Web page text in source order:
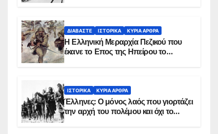
ΔΙΑΒΆΣΤΕ ΙΣΤΟΡΙΚΆ ΚΥΡΙΑ ΑΡΘΡΑ
Η Ελληνική Μεραρχία Πεζικού που
έκανε το Επος της Ηπείρου το
ΙΣΤΟΡΙΚΆ ΚΥΡΙΑ ΑΡΘΡΑ
Έλληνες: Ο μόνος λαός που γιορτάζει
την αρχή του πολέμου και όχι το